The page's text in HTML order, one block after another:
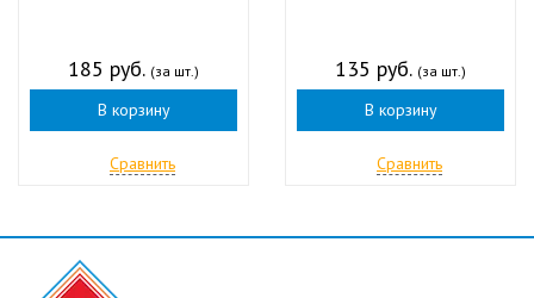
185 руб. (за шт.)
В корзину
Сравнить
135 руб. (за шт.)
В корзину
Сравнить